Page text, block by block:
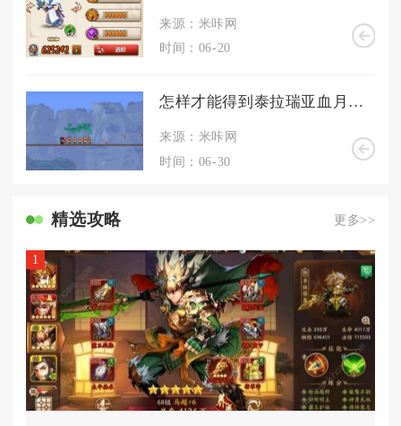
来源：米咔网
时间：06-20
怎样才能得到泰拉瑞亚血月钓竿
来源：米咔网
时间：06-30
精选攻略 更多>>
1